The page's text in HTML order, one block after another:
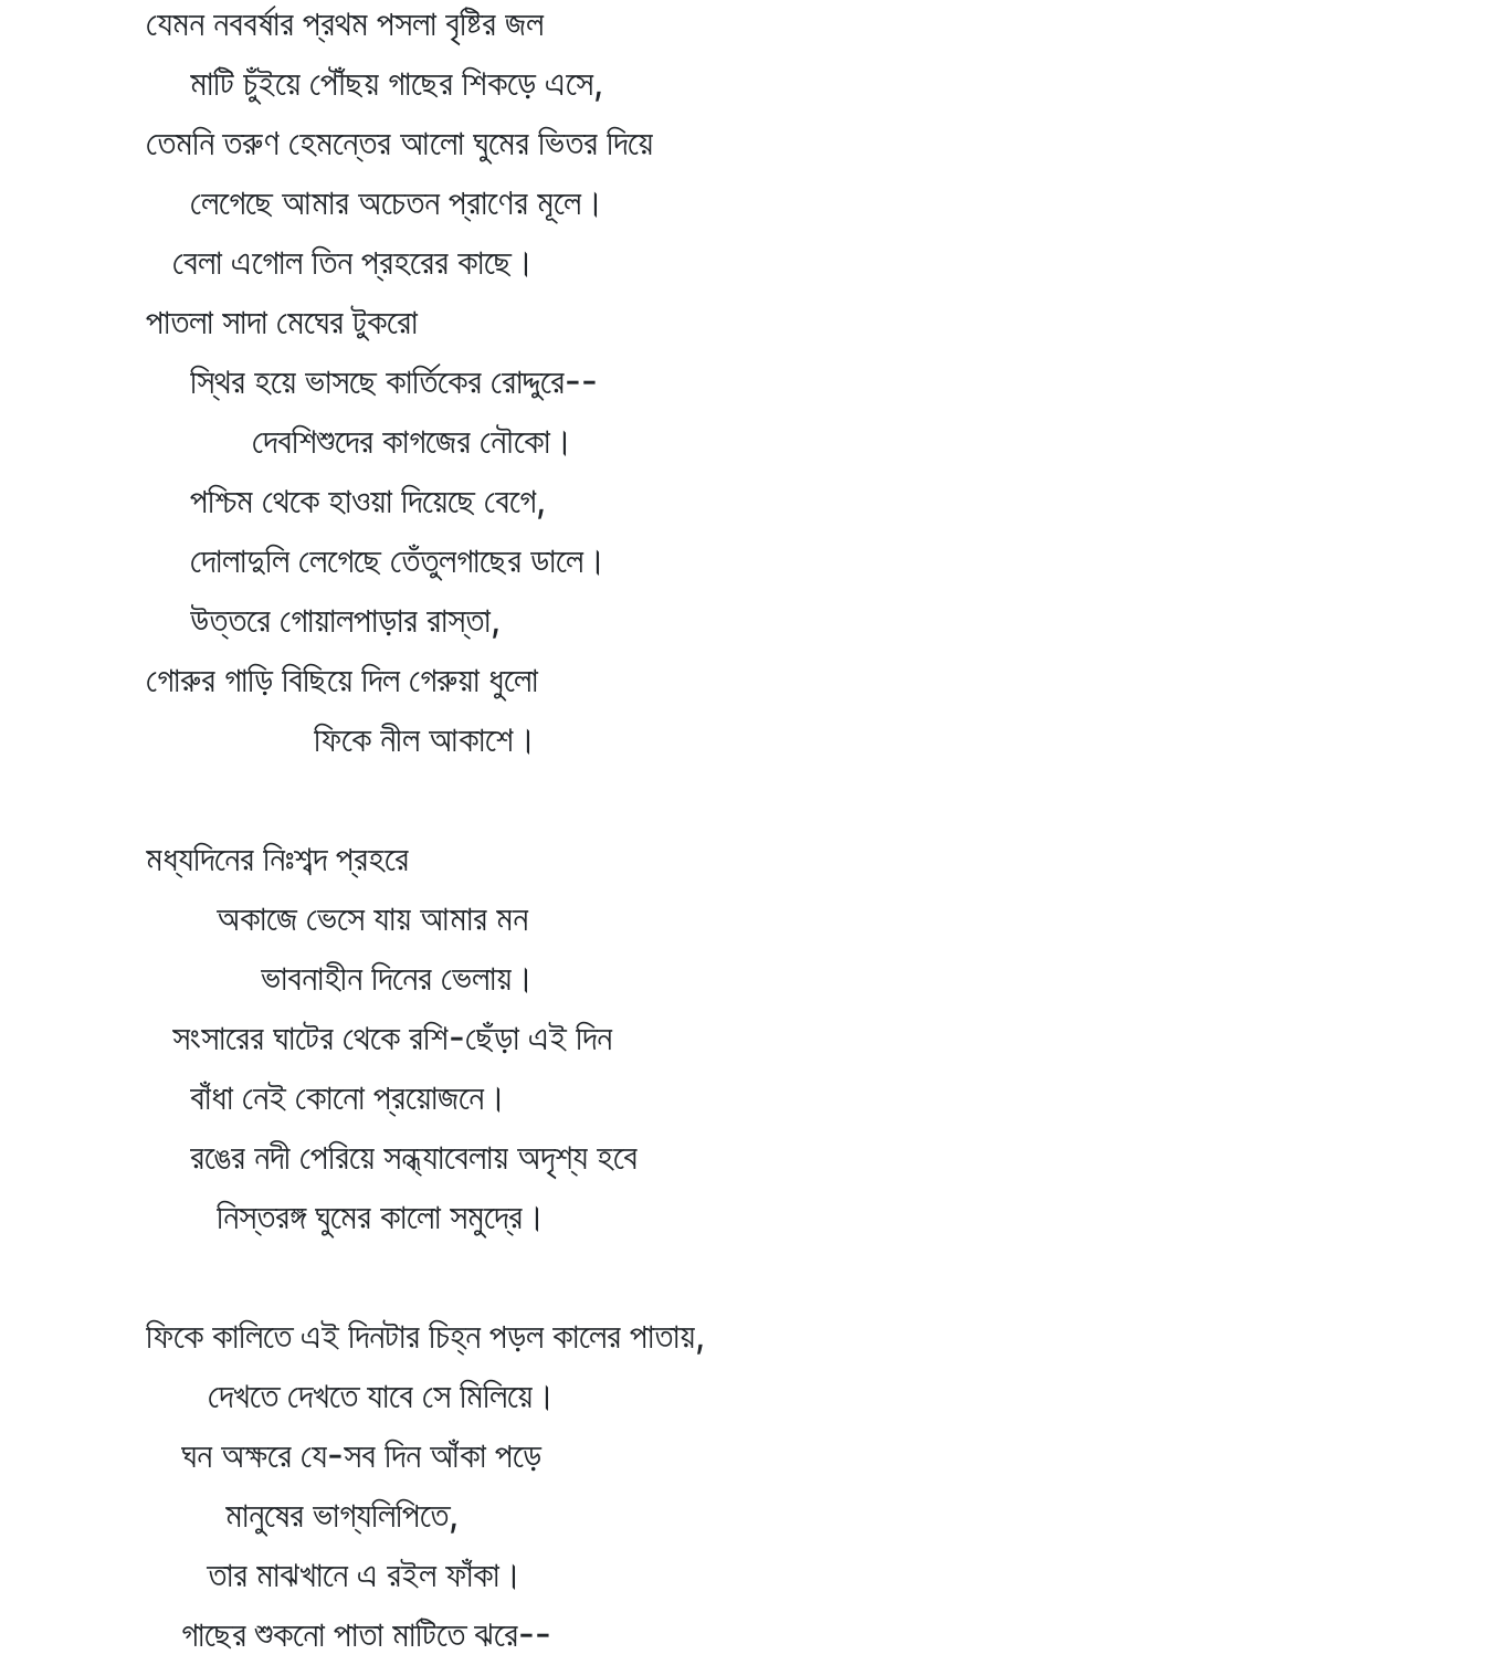
যেমন নববর্ষার প্রথম পসলা বৃষ্টির জল
মাটি চুঁইয়ে পৌঁছয় গাছের শিকড়ে এসে,
তেমনি তরুণ হেমন্তের আলো ঘুমের ভিতর দিয়ে
লেগেছে আমার অচেতন প্রাণের মূলে।
বেলা এগোল তিন প্রহরের কাছে।
পাতলা সাদা মেঘের টুকরো
স্থির হয়ে ভাসছে কার্তিকের রোদ্দুরে--
দেবশিশুদের কাগজের নৌকো।
পশ্চিম থেকে হাওয়া দিয়েছে বেগে,
দোলাদুলি লেগেছে তেঁতুলগাছের ডালে।
উত্তরে গোয়ালপাড়ার রাস্তা,
গোরুর গাড়ি বিছিয়ে দিল গেরুয়া ধুলো
ফিকে নীল আকাশে।
মধ্যদিনের নিঃশব্দ প্রহরে
অকাজে ভেসে যায় আমার মন
ভাবনাহীন দিনের ভেলায়।
সংসারের ঘাটের থেকে রশি-ছেঁড়া এই দিন
বাঁধা নেই কোনো প্রয়োজনে।
রঙের নদী পেরিয়ে সন্ধ্যাবেলায় অদৃশ্য হবে
নিস্তরঙ্গ ঘুমের কালো সমুদ্রে।
ফিকে কালিতে এই দিনটার চিহ্ন পড়ল কালের পাতায়,
দেখতে দেখতে যাবে সে মিলিয়ে।
ঘন অক্ষরে যে-সব দিন আঁকা পড়ে
মানুষের ভাগ্যলিপিতে,
তার মাঝখানে এ রইল ফাঁকা।
গাছের শুকনো পাতা মাটিতে ঝরে--